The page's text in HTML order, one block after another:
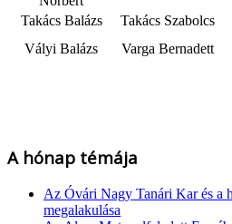
Takács Balázs
Takács Szabolcs
Vályi Balázs
Varga Bernadett
A hónap témája
Az Óvári Nagy Tanári Kar és a
megalakulása